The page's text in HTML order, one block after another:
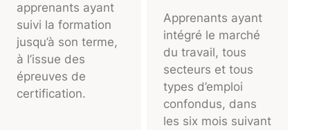
apprenants ayant
suivi la formation
jusqu’à son terme,
à l’issue des
épreuves de
certification.
Apprenants ayant
intégré le marché
du travail, tous
secteurs et tous
types d’emploi
confondus, dans
les six mois suivant